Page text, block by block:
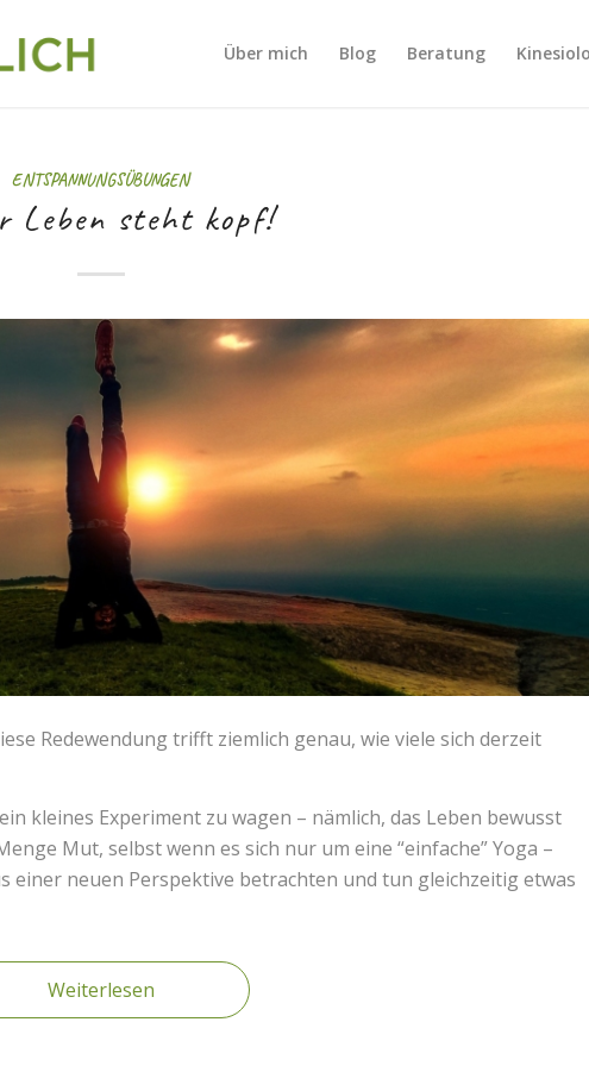
Über mich Blog Beratung
ENTSPANNUNGSÜBUNGEN
Leben steht kopf!
Redewendung trifft ziemlich genau, wie viele sich derzeit
kleines Experiment zu wagen – nämlich, das Leben bewusst
Mut, selbst wenn es sich nur um eine “einfache” Yoga –
einer neuen Perspektive betrachten und tun gleichzeitig etwas
Weiterlesen